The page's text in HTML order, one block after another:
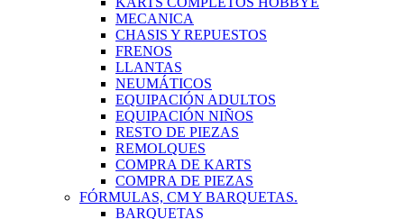
MECANICA
CHASIS Y REPUESTOS
FRENOS
LLANTAS
NEUMÁTICOS
EQUIPACIÓN ADULTOS
EQUIPACIÓN NIÑOS
RESTO DE PIEZAS
REMOLQUES
COMPRA DE KARTS
COMPRA DE PIEZAS
FÓRMULAS, CM Y BARQUETAS.
BARQUETAS